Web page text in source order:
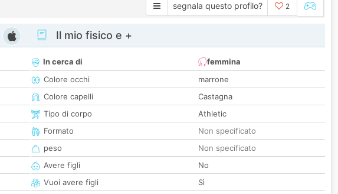
segnala questo profilo? 2
Il mio fisico e +
In cerca di
femmina
Colore occhi
marrone
Colore capelli
Castagna
Tipo di corpo
Athletic
Formato
Non specificato
peso
Non specificato
Avere figli
No
Vuoi avere figli
Sì